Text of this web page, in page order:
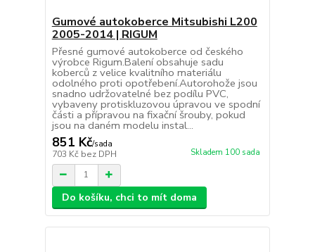
Gumové autokoberce Mitsubishi L200
2005-2014 | RIGUM
Přesné gumové autokoberce od českého
výrobce Rigum.Balení obsahuje sadu
koberců z velice kvalitního materiálu
odolného proti opotřebení.Autorohože jsou
snadno udržovatelné bez podílu PVC,
vybaveny protiskluzovou úpravou ve spodní
části a přípravou na fixační šrouby, pokud
jsou na daném modelu instal...
851 Kč/sada
703 Kč bez DPH Skladem 100 sada
Do košíku, chci to mít doma